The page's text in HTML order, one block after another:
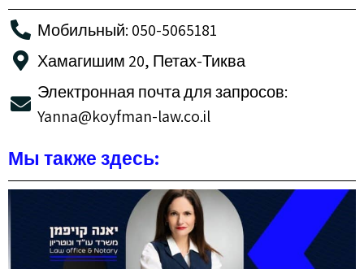
Мобильный: 050-5065181
Хамагишим 20, Петах-Тиква
Электронная почта для запросов:
Yanna@koyfman-law.co.il
Мы также здесь: